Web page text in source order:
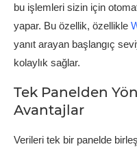
bu işlemleri sizin için
yapar. Bu özellik, özellikle
yanıt arayan başlangıç
kolaylık sağlar.
Tek Panelden
Avantajlar
Verileri tek bir panelde